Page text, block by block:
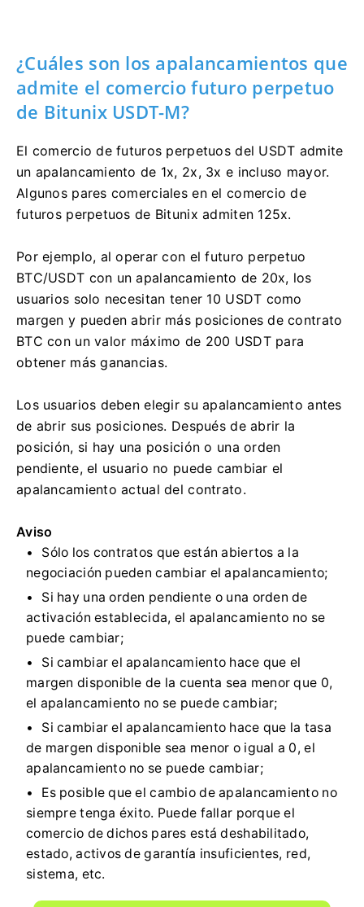
¿Cuáles son los apalancamientos que
admite el comercio futuro perpetuo
de Bitunix USDT-M?
El comercio de futuros perpetuos del USDT admite
un apalancamiento de 1x, 2x, 3x e incluso mayor.
Algunos pares comerciales en el comercio de
futuros perpetuos de Bitunix admiten 125x.
Por ejemplo, al operar con el futuro perpetuo
BTC/USDT con un apalancamiento de 20x, los
usuarios solo necesitan tener 10 USDT como
margen y pueden abrir más posiciones de contrato
BTC con un valor máximo de 200 USDT para
obtener más ganancias.
Los usuarios deben elegir su apalancamiento antes
de abrir sus posiciones. Después de abrir la
posición, si hay una posición o una orden
pendiente, el usuario no puede cambiar el
apalancamiento actual del contrato.
Aviso
Sólo los contratos que están abiertos a la
negociación pueden cambiar el apalancamiento;
Si hay una orden pendiente o una orden de
activación establecida, el apalancamiento no se
puede cambiar;
Si cambiar el apalancamiento hace que el
margen disponible de la cuenta sea menor que 0,
el apalancamiento no se puede cambiar;
Si cambiar el apalancamiento hace que la tasa
de margen disponible sea menor o igual a 0, el
apalancamiento no se puede cambiar;
Es posible que el cambio de apalancamiento no
siempre tenga éxito. Puede fallar porque el
comercio de dichos pares está deshabilitado,
estado, activos de garantía insuficientes, red,
sistema, etc.